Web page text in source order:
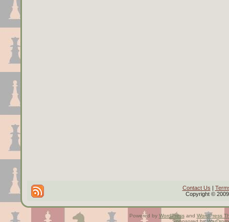
Contact Us |
Copyright ©
Powered by WordPressand WordPress